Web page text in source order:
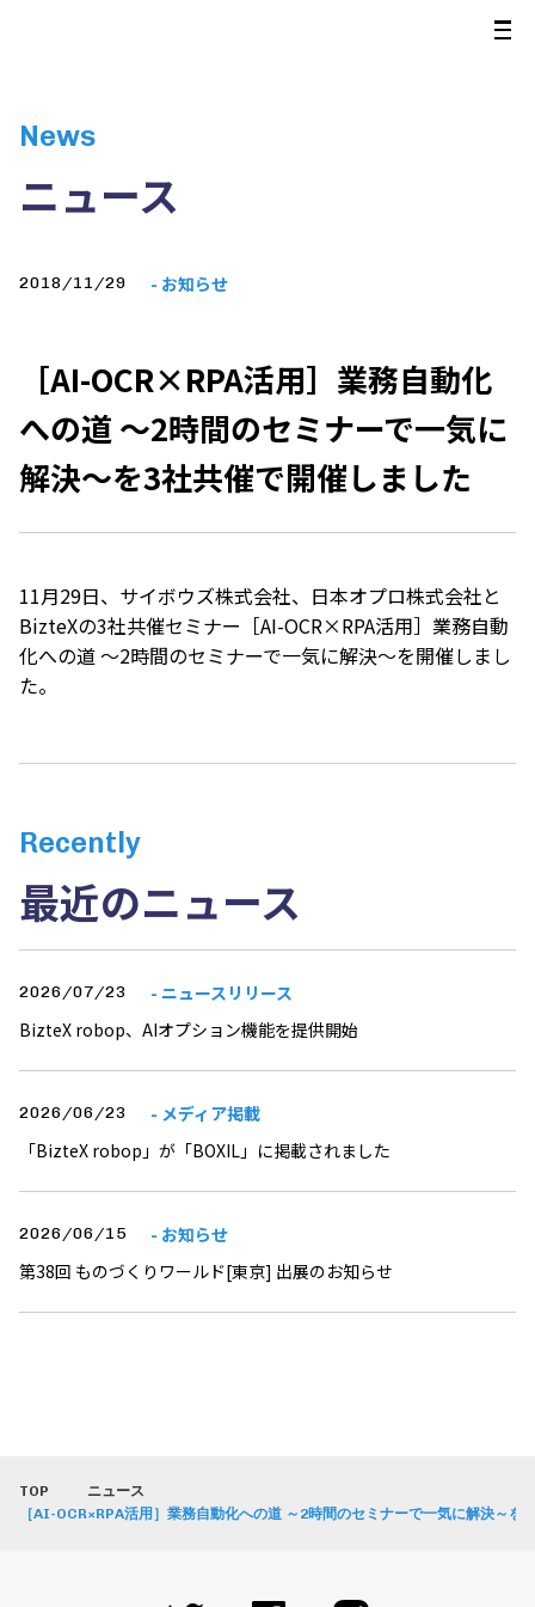
News
ニュース
2018/11/29 - お知らせ
［AI-OCR×RPA活用］業務自動化
への道 ～2時間のセミナーで一気に
解決～を3社共催で開催しました
11月29日、サイボウズ株式会社、日本オプロ株式会社と
BizteXの3社共催セミナー［AI-OCR×RPA活用］業務自動
化への道 ～2時間のセミナーで一気に解決～を開催しまし
た。
Recently
最近のニュース
2026/07/23
- ニュースリリース
BizteX robop、AIオプション機能を提供開始
2026/06/23
- メディア掲載
「BizteX robop」が「BOXIL」に掲載されました
2026/06/15
- お知らせ
第38回 ものづくりワールド[東京] 出展のお知らせ
TOP
ニュース
［AI-OCR×RPA活用］業務自動化への道 ～2時間のセミナーで一気に解決～を